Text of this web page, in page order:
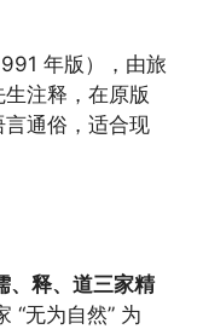
年版），由旅
注释，在原版
通俗，适合现
、释、道三家精
“无为自然” 为